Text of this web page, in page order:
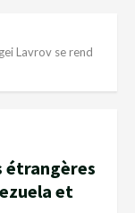
Lavrov se rend
étrangères
et